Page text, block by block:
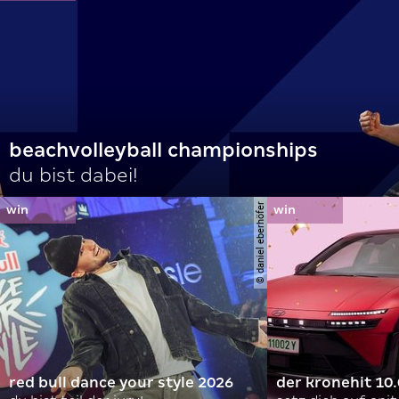
beachvolleyball championships
du bist dabei!
© daniel eberhöfer
red bull dance your style 2026
der kronehit